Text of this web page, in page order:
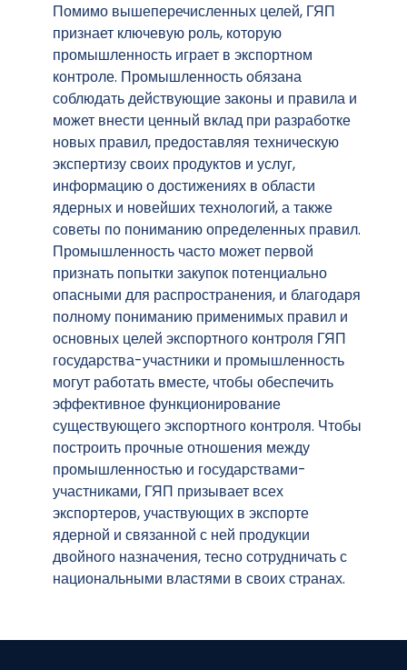
Помимо вышеперечисленных целей, ГЯП
признает ключевую роль, которую
промышленность играет в экспортном
контроле. Промышленность обязана
соблюдать действующие законы и правила и
может внести ценный вклад при разработке
новых правил, предоставляя техническую
экспертизу своих продуктов и услуг,
информацию о достижениях в области
ядерных и новейших технологий, а также
советы по пониманию определенных правил.
Промышленность часто может первой
признать попытки закупок потенциально
опасными для распространения, и благодаря
полному пониманию применимых правил и
основных целей экспортного контроля ГЯП
государства-участники и промышленность
могут работать вместе, чтобы обеспечить
эффективное функционирование
существующего экспортного контроля. Чтобы
построить прочные отношения между
промышленностью и государствами-
участниками, ГЯП призывает всех
экспортеров, участвующих в экспорте
ядерной и связанной с ней продукции
двойного назначения, тесно сотрудничать с
национальными властями в своих странах.